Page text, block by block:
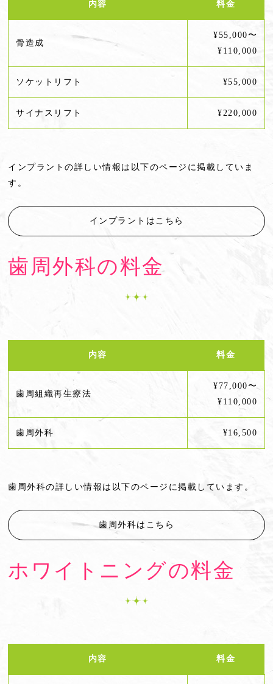
内容 料金
骨造成
¥55,000〜
¥110,000
ソケットリフト ¥55,000
サイナスリフト ¥220,000
インプラントの詳しい情報は以下のページに掲載していま
す。
インプラントはこちら
歯周外科の料金
内容 料金
歯周組織再生療法
¥77,000〜
¥110,000
歯周外科 ¥16,500
歯周外科の詳しい情報は以下のページに掲載しています。
歯周外科はこちら
ホワイトニングの料金
内容 料金